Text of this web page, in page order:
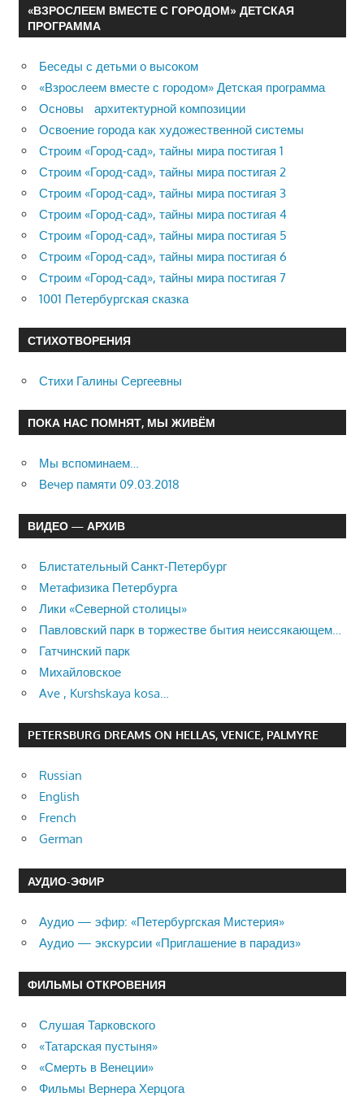
«ВЗРОСЛЕЕМ ВМЕСТЕ С ГОРОДОМ» ДЕТСКАЯ
ПРОГРАММА
Беседы с детьми о высоком
«Взрослеем вместе с городом» Детская программа
Основы архитектурной композиции
Освоение города как художественной системы
Строим «Город-сад», тайны мира постигая 1
Строим «Город-сад», тайны мира постигая 2
Строим «Город-сад», тайны мира постигая 3
Строим «Город-сад», тайны мира постигая 4
Строим «Город-сад», тайны мира постигая 5
Строим «Город-сад», тайны мира постигая 6
Строим «Город-сад», тайны мира постигая 7
1001 Петербургская сказка
СТИХОТВОРЕНИЯ
Стихи Галины Сергеевны
ПОКА НАС ПОМНЯТ, МЫ ЖИВЁМ
Мы вспоминаем…
Вечер памяти 09.03.2018
ВИДЕО — АРХИВ
Блистательный Санкт-Петербург
Метафизика Петербурга
Лики «Северной столицы»
Павловский парк в торжестве бытия неиссякающем…
Гатчинский парк
Михайловское
Ave , Kurshskaya kosa…
PETERSBURG DREAMS ON HELLAS, VENICE, PALMYRE
Russian
English
French
German
АУДИО-ЭФИР
Аудио — эфир: «Петербургская Мистерия»
Аудио — экскурсии «Приглашение в парадиз»
ФИЛЬМЫ ОТКРОВЕНИЯ
Слушая Тарковского
«Татарская пустыня»
«Смерть в Венеции»
Фильмы Вернера Херцога